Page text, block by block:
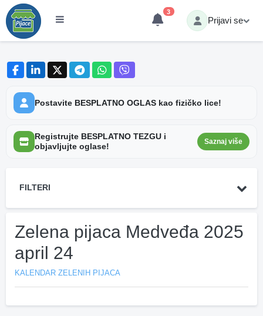
3
Prijavi se
Postavite BESPLATNO OGLAS kao fizičko lice!
Registrujte BESPLATNO TEZGU i
objavljujte oglase!
Saznaj više
FILTERI
Zelena pijaca Medveđa 2025
april 24
KALENDAR ZELENIH PIJACA